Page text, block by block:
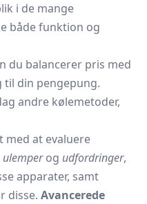
i de mange
både funktion og
du balancerer pris med
til din pengepung.
andre kølemetoder,
med at evaluere
ulemperog udfordringer,
apparater, samt
disse. Avancerede